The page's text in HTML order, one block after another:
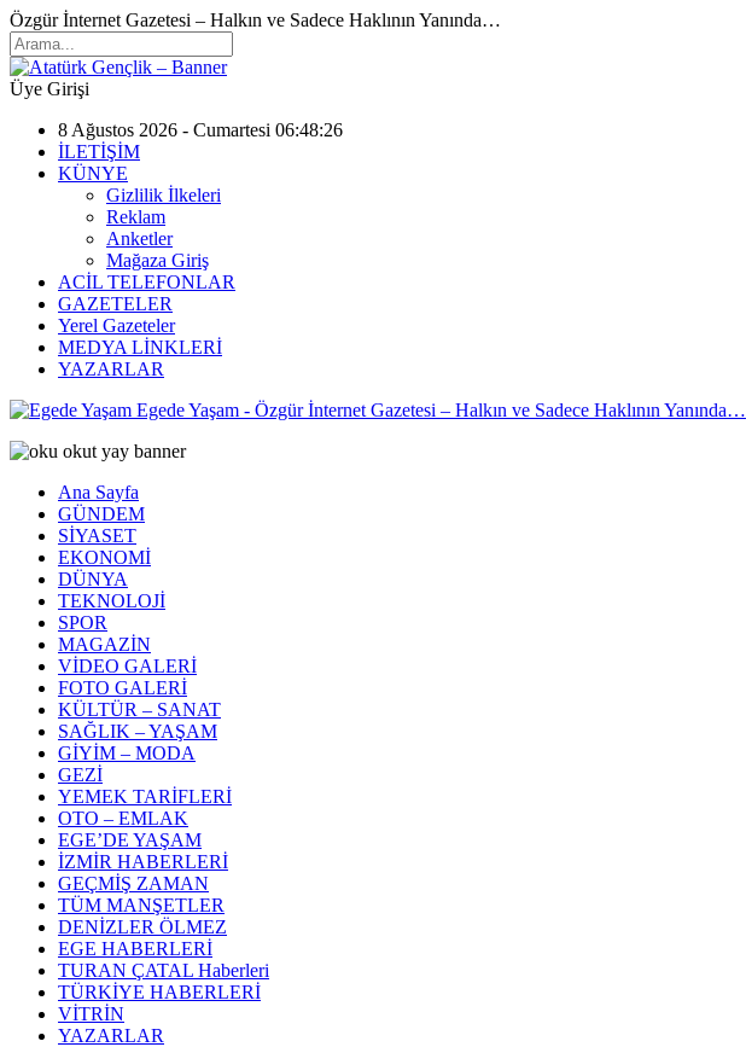
Özgür İnternet Gazetesi – Halkın ve Sadece Haklının Yanında…
Üye Girişi
8 Ağustos 2026 - Cumartesi 06:48:26
İLETİŞİM
KÜNYE
Gizlilik İlkeleri
Reklam
Anketler
Mağaza Giriş
ACİL TELEFONLAR
GAZETELER
Yerel Gazeteler
MEDYA LİNKLERİ
YAZARLAR
Egede Yaşam - Özgür İnternet Gazetesi – Halkın ve Sadece Haklının Yanında…
Ana Sayfa
GÜNDEM
SİYASET
EKONOMİ
DÜNYA
TEKNOLOJİ
SPOR
MAGAZİN
VİDEO GALERİ
FOTO GALERİ
KÜLTÜR – SANAT
SAĞLIK – YAŞAM
GİYİM – MODA
GEZİ
YEMEK TARİFLERİ
OTO – EMLAK
EGE’DE YAŞAM
İZMİR HABERLERİ
GEÇMİŞ ZAMAN
TÜM MANŞETLER
DENİZLER ÖLMEZ
EGE HABERLERİ
TURAN ÇATAL Haberleri
TÜRKİYE HABERLERİ
VİTRİN
YAZARLAR